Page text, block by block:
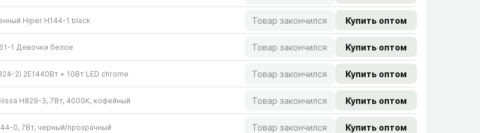
Hiper H144-1 black Товар закончился Купить оптом
1 Девочки белое Товар закончился Купить оптом
2) 2E1440Вт + 10Вт LED chrome Товар закончился Купить оптом
H829-3, 7Вт, 4000К, кофейный Товар закончился Купить оптом
0, 7Вт, черный/​прозрачный Товар закончился Купить оптом